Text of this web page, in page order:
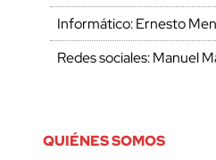
Informático: Ernesto
Redes sociales: Manuel
QUIÉNES SOMOS